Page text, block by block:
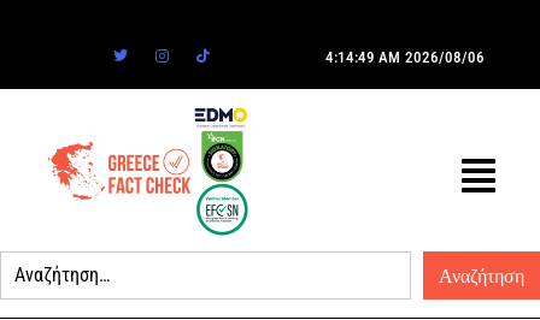
4:14:49 AM 2026/08/06